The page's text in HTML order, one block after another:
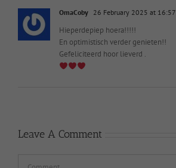
OmaCoby 26 February 2025 at 16:57
Hieperdepiep hoera!!!!!
En optimistisch verder genieten!!
Gefeliciteerd hoor lieverd .
Leave A Comment